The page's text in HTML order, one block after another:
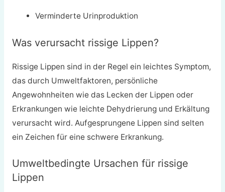
Verminderte Urinproduktion
Was verursacht rissige Lippen?
Rissige Lippen sind in der Regel ein leichtes Symptom,
das durch Umweltfaktoren, persönliche
Angewohnheiten wie das Lecken der Lippen oder
Erkrankungen wie leichte Dehydrierung und Erkältung
verursacht wird. Aufgesprungene Lippen sind selten
ein Zeichen für eine schwere Erkrankung.
Umweltbedingte Ursachen für rissige
Lippen